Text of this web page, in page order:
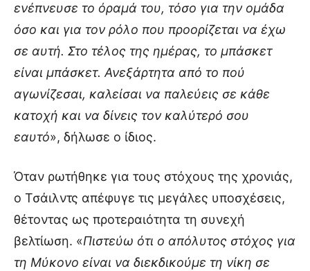
ενέπνευσε το όραμά του, τόσο για την ομάδα
όσο και για τον ρόλο που προορίζεται να έχω
σε αυτή. Στο τέλος της ημέρας, το μπάσκετ
είναι μπάσκετ. Ανεξάρτητα από το πού
αγωνίζεσαι, καλείσαι να παλεύεις σε κάθε
κατοχή και να δίνεις τον καλύτερό σου
εαυτό», δήλωσε ο ίδιος.
Όταν ρωτήθηκε για τους στόχους της χρονιάς,
ο Τσάιλντς απέφυγε τις μεγάλες υποσχέσεις,
θέτοντας ως προτεραιότητα τη συνεχή
βελτίωση. «Πιστεύω ότι ο απόλυτος στόχος για
τη Μύκονο είναι να διεκδικούμε τη νίκη σε